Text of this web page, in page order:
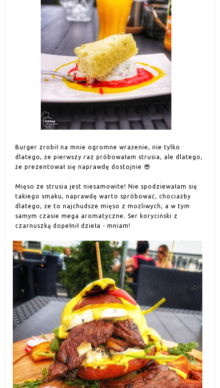
Burger zrobił na mnie ogromne wrażenie, nie tylko
dlatego, że pierwszy raz próbowałam strusia, ale dlatego,
że prezentował się naprawdę dostojnie 😎
Mięso ze strusia jest niesamowite! Nie spodziewałam się
takiego smaku, naprawdę warto spróbować, chociażby
dlatego, że to najchudsze mięso z możliwych, a w tym
samym czasie mega aromatyczne. Ser koryciński z
czarnuszką dopełnił dzieła - mniam!